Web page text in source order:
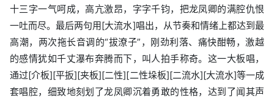
十三字一气呵成，高亢激昂，字字千钧，把龙凤卿的满腔仇恨
一吐而尽。最后两句用[大流水]唱出，从节奏和情绪上都达到最
高潮，两次拖长音调的“拔潦子”，刚劲利落、痛快酣畅，激越
的感情犹如千丈瀑布奔腾而下，叫人拍手称奇。这一大板唱，
通过[介板][平扳][夹板][二性][二性垛板][二流水][大流水]等一成
套唱腔，细致地刻划了龙凤卿沉着勇敢的性格，达到了闻其声